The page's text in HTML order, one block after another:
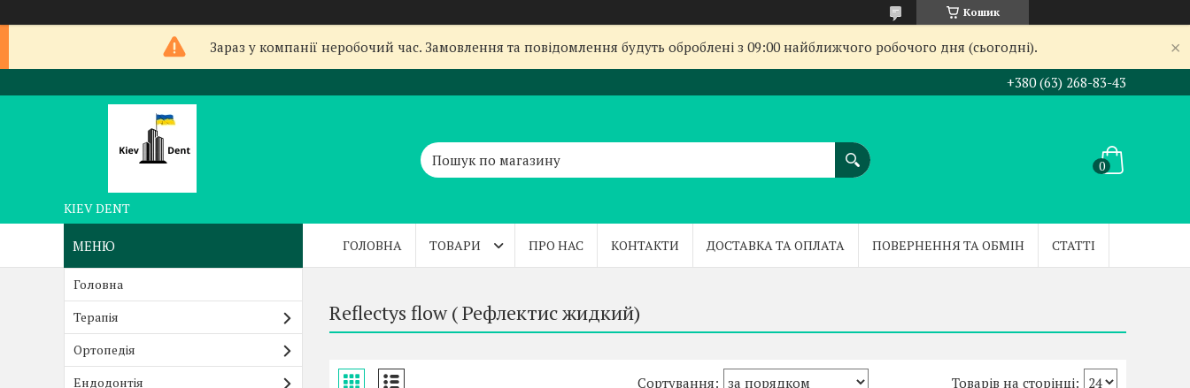
Кошик
Зараз у компанії неробочий час. Замовлення та повідомлення будуть оброблені з 09:00 найближчого робочого дня (сьогодні).
+380 (63) 268-83-43
KIEV DENT
ГОЛОВНА ТОВАРИ ПРО НАС КОНТАКТИ ДОСТАВКА ТА ОПЛАТА ПОВЕРНЕННЯ ТА ОБМІН СТАТТІ
Reflectys flow ( Рефлектис жидкий)
Головна
Терапія
Ортопедія
Ендодонтія